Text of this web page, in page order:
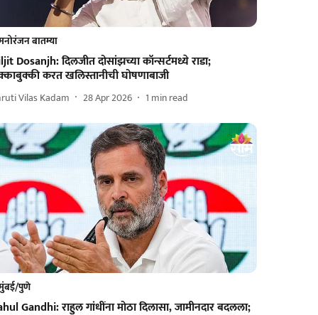
बातम्या
Dosanjh: दिलजीत दोसांझच्या कॉन्सर्टमध्ये राडा;
करत खलिस्तानीची घोषणाबाजी
Vilas Kadam 28 Apr 2026 1 min read
पुणे
Gandhi: राहुल गांधींना मोठा दिलासा, जामीनदार बदलला;